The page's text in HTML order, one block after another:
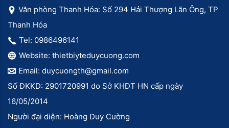
Văn phòng Thanh Hóa: Số 294 Hải Thượng Lãn Ông, TP
Thanh Hóa
Tel: 0986496141
Website: thietbiyteduycuong.com
Email: duycuongth@gmail.com
Số ĐKKD: 2901720991 do Sở KHĐT HN cấp ngày
16/05/2014
Người đại diện: Hoàng Duy Cường